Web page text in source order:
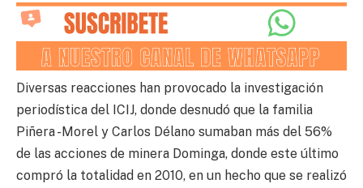
Diversas reacciones han provocado la investigación
periodística del ICIJ, donde desnudó que la familia
Piñera -Morel y Carlos Délano sumaban más del 56%
de las acciones de minera Dominga, donde este último
compró la totalidad en 2010, en un hecho que se realizó